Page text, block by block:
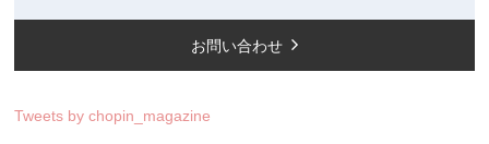
お問い合わせ
Tweets by chopin_magazine